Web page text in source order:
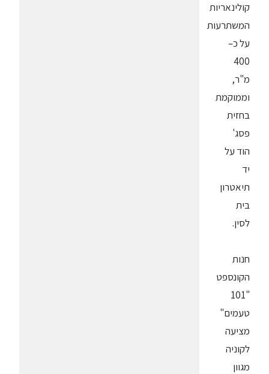
קולינאריות
המשתרעות
על כ–
400
מ"ר,
וממוקמת
בחזית
פסג'
הוד על
יד
תיאטרון
בית
לסין.
חנות
הקונספט
"101
טעמים"
מציעה
לקוניה
מגוון